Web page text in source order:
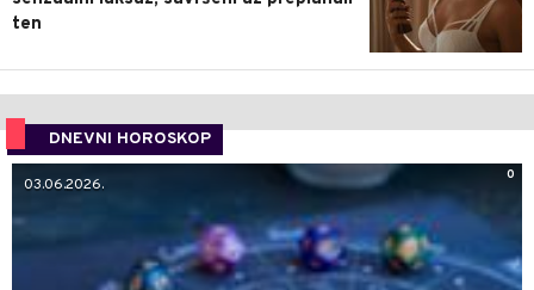
ten
DNEVNI HOROSKOP
0
03.06.2026.